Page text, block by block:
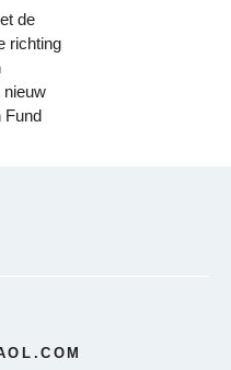
de
richting
nieuw
Fund